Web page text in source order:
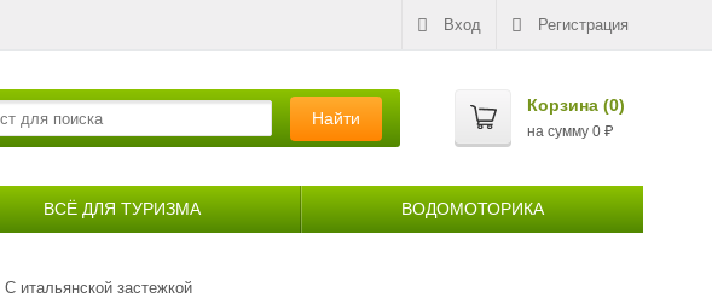
Вход Регистрация
Найти
Корзина (0)
на сумму 0 ₽
ВСЁ ДЛЯ ТУРИЗМА ВОДОМОТОРИКА
С итальянской застежкой